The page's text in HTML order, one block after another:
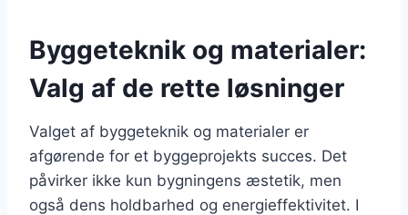
Byggeteknik og materialer:
Valg af de rette løsninger
Valget af byggeteknik og materialer er
afgørende for et byggeprojekts succes. Det
påvirker ikke kun bygningens æstetik, men
også dens holdbarhed og energieffektivitet. I